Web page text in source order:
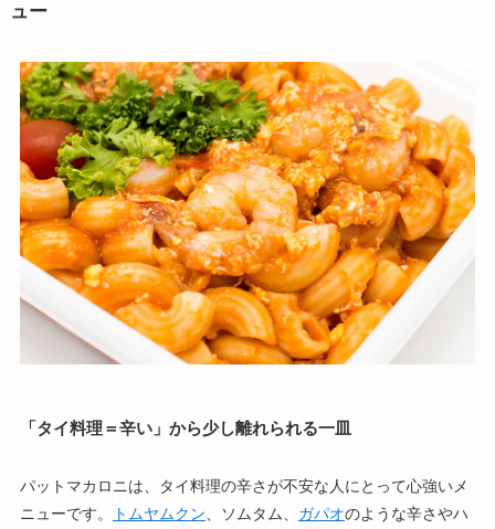
ュー
「タイ料理＝辛い」から少し離れられる一皿
パットマカロニは、タイ料理の辛さが不安な人にとって心強いメ
ニューです。
トムヤムクン、ソムタム、 ガパオのような辛さやハ